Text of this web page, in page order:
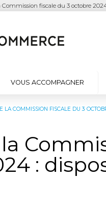
Commission fiscale du 3 octobre
VOUS ACCOMPAGNER
LA COMMISSION FISCALE DU 3
: